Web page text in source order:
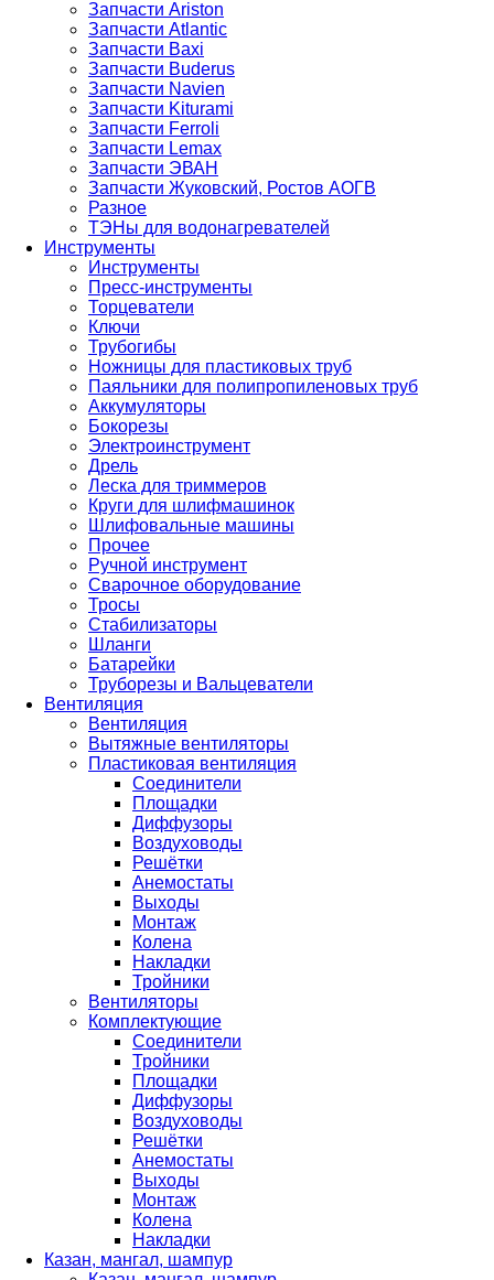
Запчасти Ariston
Запчасти Atlantic
Запчасти Baxi
Запчасти Buderus
Запчасти Navien
Запчасти Kiturami
Запчасти Ferroli
Запчасти Lemax
Запчасти ЭВАН
Запчасти Жуковский, Ростов АОГВ
Разное
ТЭНы для водонагревателей
Инструменты
Инструменты
Пресс-инструменты
Торцеватели
Ключи
Трубогибы
Ножницы для пластиковых труб
Паяльники для полипропиленовых труб
Аккумуляторы
Бокорезы
Электроинструмент
Дрель
Леска для триммеров
Круги для шлифмашинок
Шлифовальные машины
Прочее
Ручной инструмент
Сварочное оборудование
Тросы
Стабилизаторы
Шланги
Батарейки
Труборезы и Вальцеватели
Вентиляция
Вентиляция
Вытяжные вентиляторы
Пластиковая вентиляция
Соединители
Площадки
Диффузоры
Воздуховоды
Решётки
Анемостаты
Выходы
Монтаж
Колена
Накладки
Тройники
Вентиляторы
Комплектующие
Соединители
Тройники
Площадки
Диффузоры
Воздуховоды
Решётки
Анемостаты
Выходы
Монтаж
Колена
Накладки
Казан, мангал, шампур